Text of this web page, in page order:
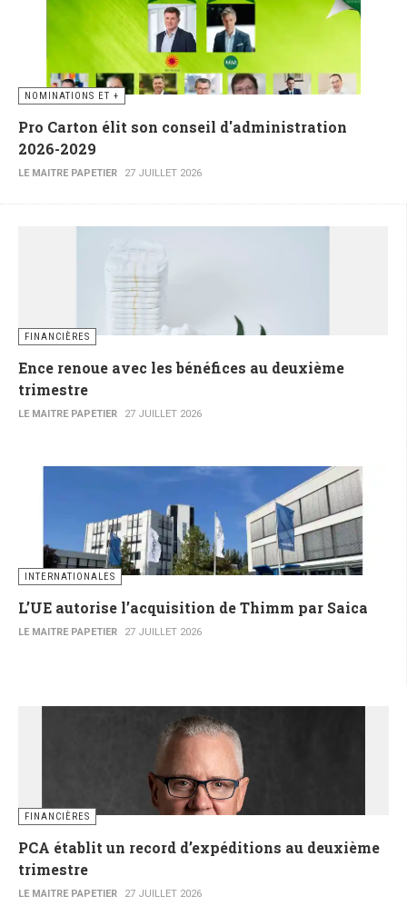
NOMINATIONS ET +
Pro Carton élit son conseil d'administration
2026-2029
LE MAITRE PAPETIER 27 JUILLET 2026
FINANCIÈRES
Ence renoue avec les bénéfices au deuxième
trimestre
LE MAITRE PAPETIER 27 JUILLET 2026
INTERNATIONALES
L’UE autorise l’acquisition de Thimm par Saica
LE MAITRE PAPETIER 27 JUILLET 2026
FINANCIÈRES
PCA établit un record d’expéditions au deuxième
trimestre
LE MAITRE PAPETIER 27 JUILLET 2026